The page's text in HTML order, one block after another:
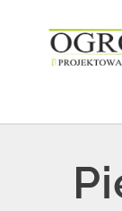
zawartości